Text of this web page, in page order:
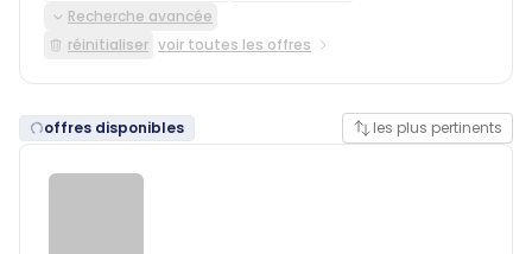
Recherche avancée
réinitialiser voir toutes les offres
offres disponibles les plus pertinents